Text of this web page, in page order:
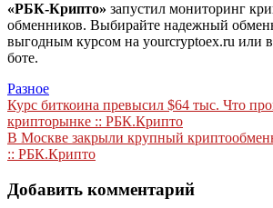
«РБК-Крипто» запустил мониторинг
обменников. Выбирайте надежный
выгодным курсом на yourcryptoex.ru или
боте.
Разное
Навигация
по
записям
Курс биткоина превысил $64 тыс. Что
крипторынке :: РБК.Крипто
В Москве закрыли крупный
:: РБК.Крипто
Добавить комментарий